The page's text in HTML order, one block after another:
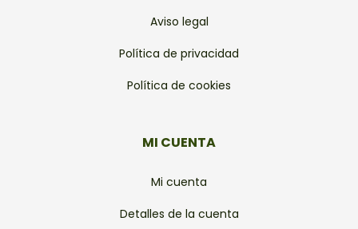
Aviso legal
Política de privacidad
Política de cookies
MI CUENTA
Mi cuenta
Detalles de la cuenta